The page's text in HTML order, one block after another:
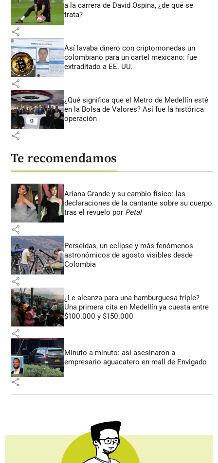
a la carrera de David Ospina, ¿de qué se
trata?
share
Así lavaba dinero con criptomonedas un
colombiano para un cartel mexicano: fue
extraditado a EE. UU.
share
¿Qué significa que el Metro de Medellín esté
en la Bolsa de Valores? Así fue la histórica
operación
share
Te recomendamos
Ariana Grande y su cambio físico: las
declaraciones de la cantante sobre su cuerpo
tras el revuelo por Petal
share
Perseidas, un eclipse y más fenómenos
astronómicos de agosto visibles desde
Colombia
share
¿Le alcanza para una hamburguesa triple?
Una primera cita en Medellín ya cuesta entre
$100.000 y $150.000
share
Minuto a minuto: así asesinaron a
empresario aguacatero en mall de Envigado
share